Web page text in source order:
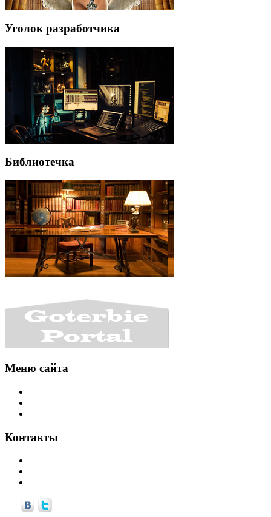
Уголок разработчика
Библиотечка
Меню сайта
Контакты